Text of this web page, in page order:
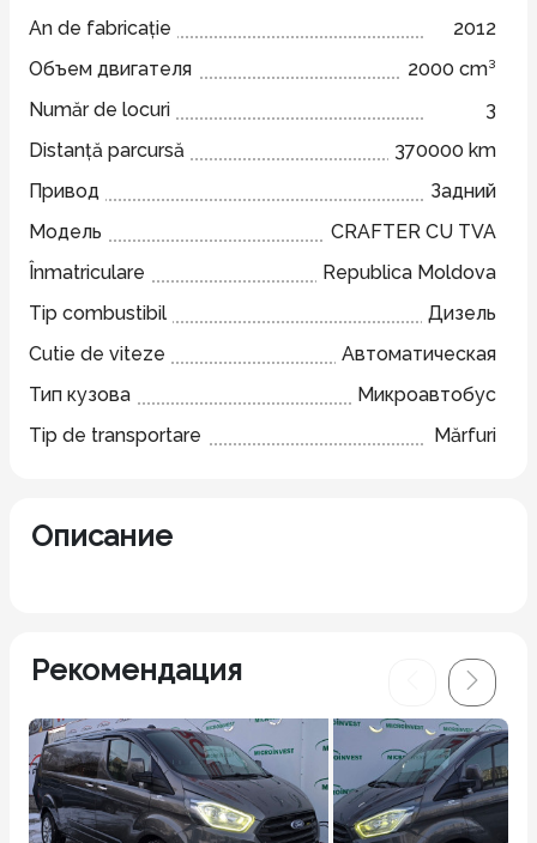
An de fabricație
2012
Объем двигателя
2000 cm³
Număr de locuri
3
Distanță parcursă
370000 km
Привод
Задний
Модель
CRAFTER CU TVA
Înmatriculare
Republica Moldova
Tip combustibil
Дизель
Cutie de viteze
Автоматическая
Тип кузова
Микроавтобус
Tip de transportare
Mărfuri
Описание
Рекомендация